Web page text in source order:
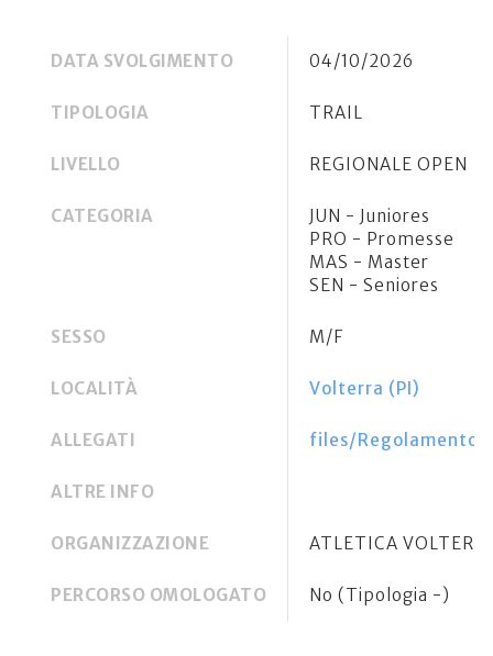
DATA SVOLGIMENTO 04/10/2026
TIPOLOGIA TRAIL
LIVELLO REGIONALE OPEN
CATEGORIA
JUN - Juniores
PRO - Promesse
MAS - Master
SEN - Seniores
SESSO M/F
LOCALITÀ Volterra (PI)
ALLEGATI files/Regolamento
ALTRE INFO
ORGANIZZAZIONE ATLETICA
PERCORSO OMOLOGATO No (Tipologia -)